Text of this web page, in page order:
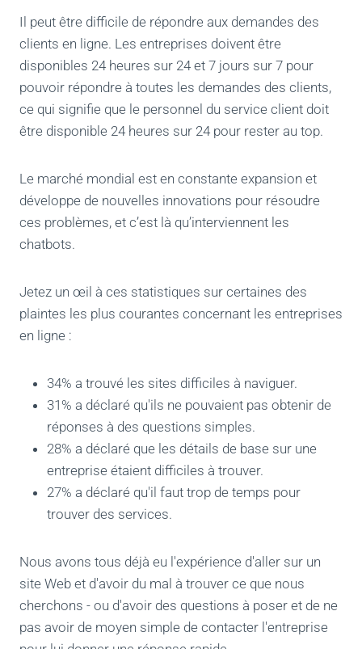
Il peut être difficile de répondre aux demandes des
clients en ligne. Les entreprises doivent être
disponibles 24 heures sur 24 et 7 jours sur 7 pour
pouvoir répondre à toutes les demandes des clients,
ce qui signifie que le personnel du service client doit
être disponible 24 heures sur 24 pour rester au top.
Le marché mondial est en constante expansion et
développe de nouvelles innovations pour résoudre
ces problèmes, et c’est là qu’interviennent les
chatbots.
Jetez un œil à ces statistiques sur certaines des
plaintes les plus courantes concernant les entreprises
en ligne :
34% a trouvé les sites difficiles à naviguer.
31% a déclaré qu'ils ne pouvaient pas obtenir de
réponses à des questions simples.
28% a déclaré que les détails de base sur une
entreprise étaient difficiles à trouver.
27% a déclaré qu'il faut trop de temps pour
trouver des services.
Nous avons tous déjà eu l'expérience d'aller sur un
site Web et d'avoir du mal à trouver ce que nous
cherchons - ou d'avoir des questions à poser et de ne
pas avoir de moyen simple de contacter l'entreprise